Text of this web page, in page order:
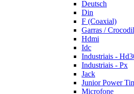
Deutsch
Din
F (Coaxial)
Garras /
Hdmi
Idc
Industriais -
Industriais - Px
Jack
Junior Power
Microfone